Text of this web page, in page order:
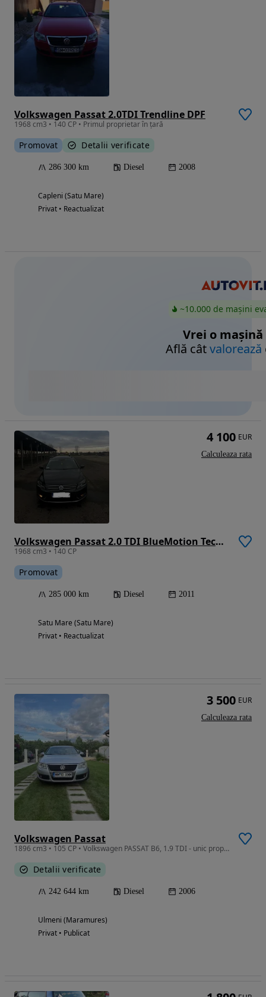
Volkswagen Passat 2.0TDI Trendline DPF
1968 cm3 • 140 CP • Primul proprietar în țară
Promovat Detalii verificate
286 300 km Diesel 2008
Capleni (Satu Mare)
Privat • Reactualizat
~10.000 de mașini
Vrei o mașină
Află câtvalorează
Volkswagen Passat 2.0 TDI BlueMotion Technology DPF Trendline
1968 cm3 • 140 CP
Promovat
285 000 km Diesel 2011
Satu Mare (Satu Mare)
Privat • Reactualizat
4 100 EUR
Calculeaza rata
Volkswagen Passat
1896 cm3 • 105 CP • Volkswagen PASSAT B6, 1.9 TDI - unic proprietar. 3500 € negociabil
Detalii verificate
242 644 km Diesel 2006
Ulmeni (Maramures)
Privat • Publicat
3 500 EUR
Calculeaza rata